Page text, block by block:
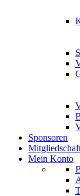
Sponsoren
Mein Konto